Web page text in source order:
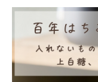
アカウント情報
ようこそ ゲスト 様
meeting_room